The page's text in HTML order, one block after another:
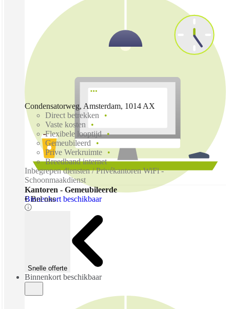
Binnenkort beschikbaar
Condensatorweg, Amsterdam, 1014 AX
Direct betrekken
Vaste kosten
Flexibele looptijd
Gemeubileerd
Prive Werkruimte
Breedband internet
Inbegrepen diensten / Privékantoren WiFi -
Schoonmaakdienst
Kantoren - Gemeubileerde
€ Bel ons
Snelle offerte
Binnenkort beschikbaar